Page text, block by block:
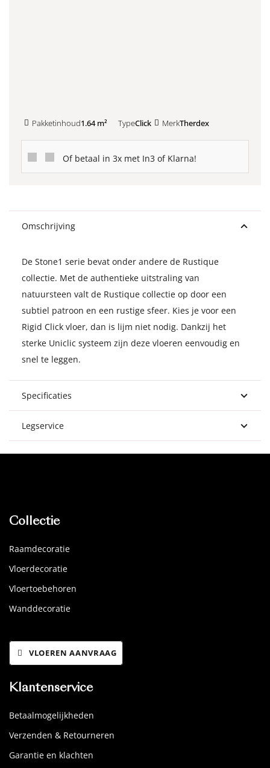
Pakketinhoud1.64 m² TypeClick MerkTherdex
Of betaal in 3x met In3 of Klarna!
Omschrijving
De Stone1 serie bevat onder andere de Rustique
collectie. Met de authentieke uitstraling van
natuursteen valt de Rustique collectie op door een
subtiel patroon en een rustige sfeer. Kies je voor een
Rigid Click vloer, dan is lijm niet nodig. Dankzij het
sterke Uniclic systeem zijn deze vloeren eenvoudig en
snel te leggen.
Specificaties
Legservice
Collectie
Raamdecoratie
Vloerdecoratie
Vloertoebehoren
Wanddecoratie
VLOEREN AANVRAAG
Klantenservice
Betaalmogelijkheden
Verzenden & Retourneren
Garantie en klachten